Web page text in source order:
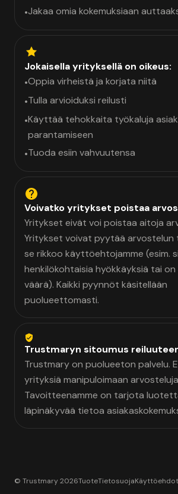
•Jakaa omia kokemuksiaan
Jokaisella yrityksellä on oikeus:
•Oppia virheistä ja korjata niitä
•Tulla arvioiduksi reilusti
•Käyttää tehokkaita työkaluja
parantamiseen
•Tuoda esiin vahvuutensa
Voivatko yritykset poistaa
Yritykset eivät voi poistaa aitoja
Yritykset voivat pyytää arvostelun
se rikkoo käyttöehtojamme (esim.
henkilökohtaisia hyökkäyksiä tai on
väärä). Kaikki pyynnöt käsitellään
puolueettomasti.
Trustmaryn sitoumus
Trustmary on puolueeton palvelu.
yrityksiä manipuloimaan
Tavoitteenamme on tarjota
läpinäkyvää tietoa
© Trustmary 2026TuoteTietosuojaKäyttöehdot